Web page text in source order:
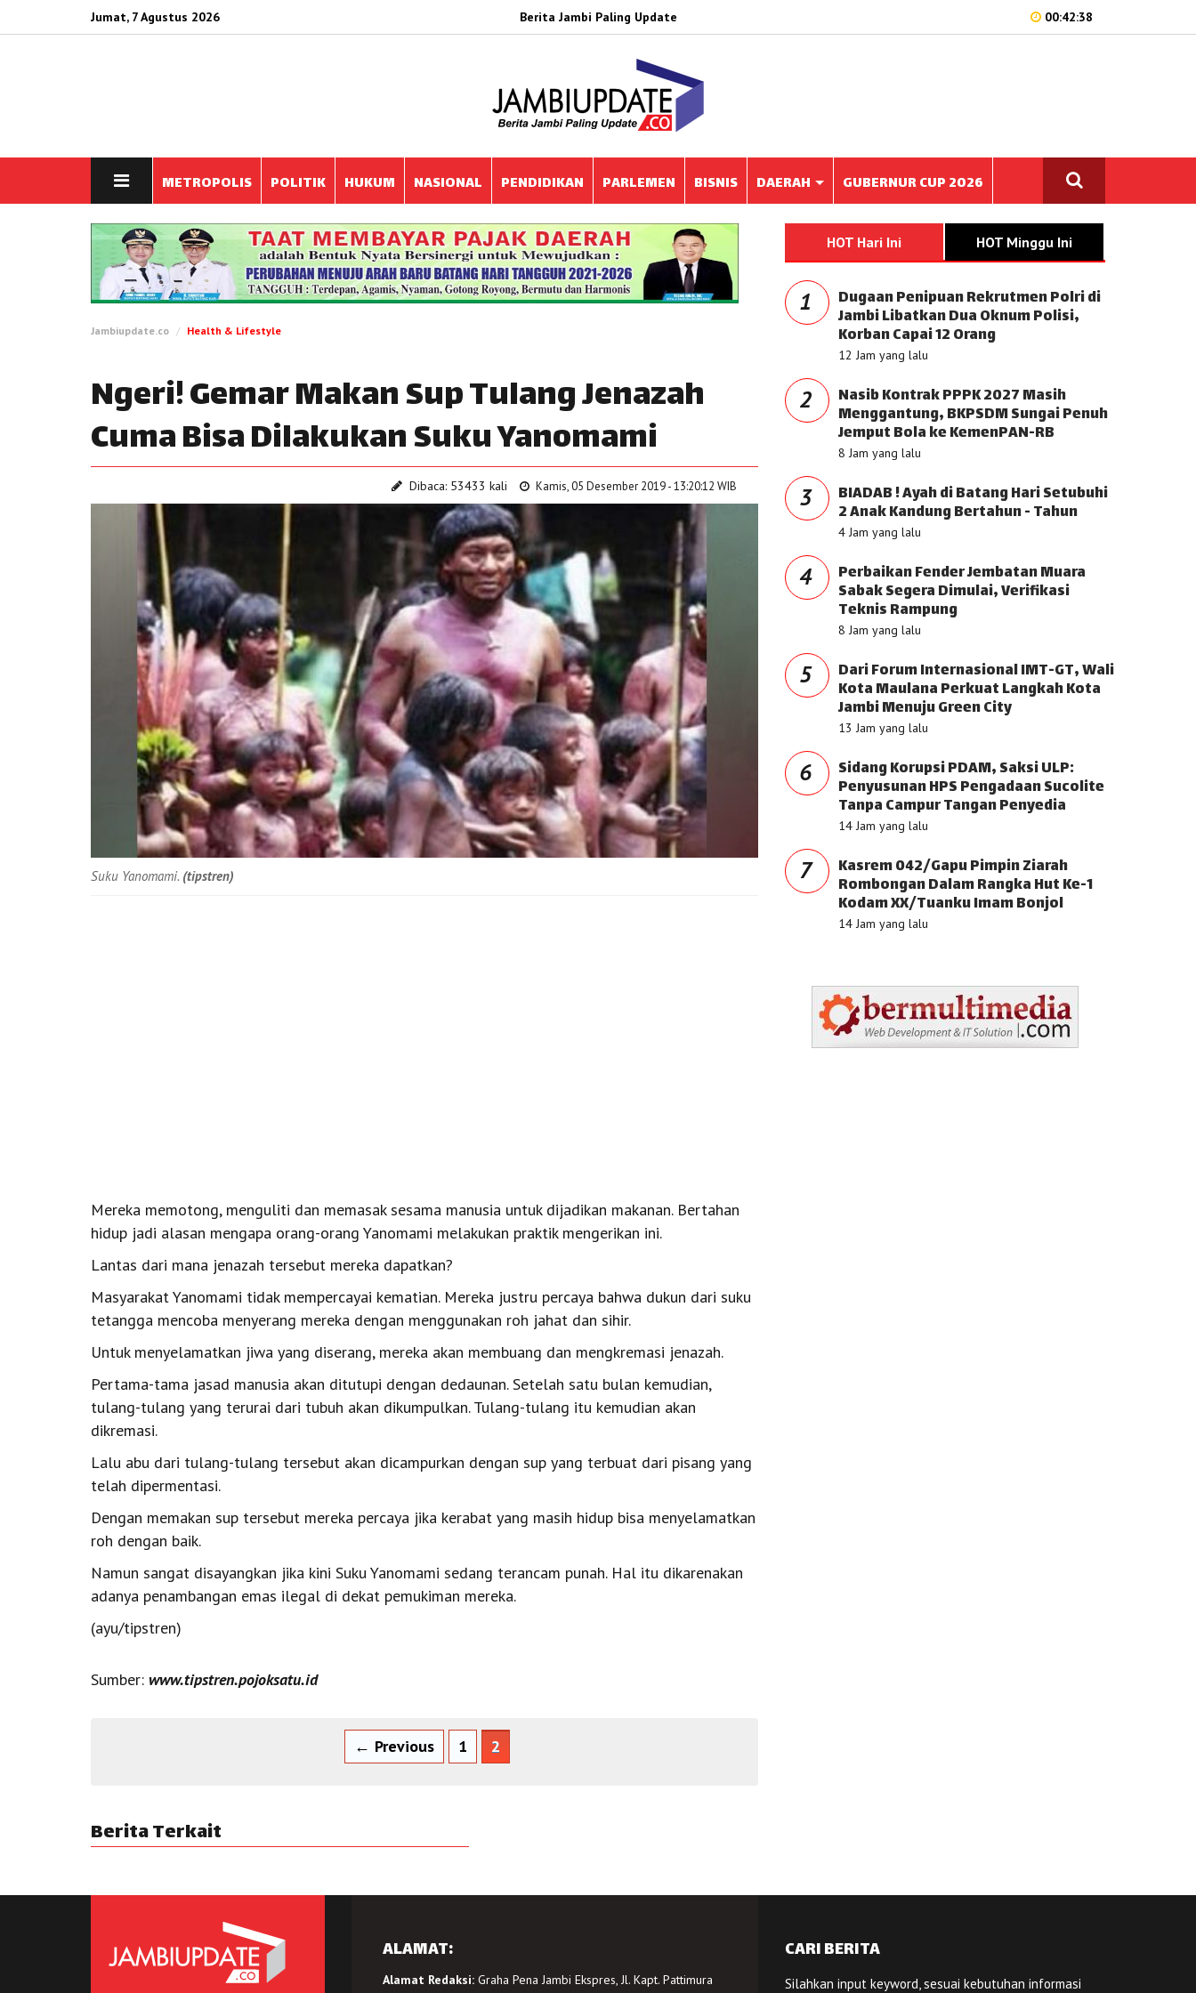
Jumat, 7 Agustus 2026 Berita Jambi Paling Update 00:42:38
METROPOLIS POLITIK HUKUM NASIONAL PENDIDIKAN PARLEMEN BISNIS DAERAH GUBERNUR CUP 2026
Jambiupdate.co Health & Lifestyle
Ngeri! Gemar Makan Sup Tulang Jenazah
Cuma Bisa Dilakukan Suku Yanomami
Dibaca: 53433 kali Kamis, 05 Desember 2019 - 13:20:12 WIB
Suku Yanomami. (tipstren)
Mereka memotong, menguliti dan memasak sesama manusia untuk dijadikan makanan. Bertahan
hidup jadi alasan mengapa orang-orang Yanomami melakukan praktik mengerikan ini.
Lantas dari mana jenazah tersebut mereka dapatkan?
Masyarakat Yanomami tidak mempercayai kematian. Mereka justru percaya bahwa dukun dari suku
tetangga mencoba menyerang mereka dengan menggunakan roh jahat dan sihir.
Untuk menyelamatkan jiwa yang diserang, mereka akan membuang dan mengkremasi jenazah.
Pertama-tama jasad manusia akan ditutupi dengan dedaunan. Setelah satu bulan kemudian,
tulang-tulang yang terurai dari tubuh akan dikumpulkan. Tulang-tulang itu kemudian akan
dikremasi.
Lalu abu dari tulang-tulang tersebut akan dicampurkan dengan sup yang terbuat dari pisang yang
telah dipermentasi.
Dengan memakan sup tersebut mereka percaya jika kerabat yang masih hidup bisa menyelamatkan
roh dengan baik.
Namun sangat disayangkan jika kini Suku Yanomami sedang terancam punah. Hal itu dikarenakan
adanya penambangan emas ilegal di dekat pemukiman mereka.
(ayu/tipstren)
Sumber: www.tipstren.pojoksatu.id
← Previous 1 2
Berita Terkait
HOT Hari Ini HOT Minggu Ini
1 Dugaan Penipuan Rekrutmen Polri di
Jambi Libatkan Dua Oknum Polisi,
Korban Capai 12 Orang
12 Jam yang lalu
2 Nasib Kontrak PPPK 2027 Masih
Menggantung, BKPSDM Sungai Penuh
Jemput Bola ke KemenPAN-RB
8 Jam yang lalu
3 BIADAB ! Ayah di Batang Hari Setubuhi
2 Anak Kandung Bertahun - Tahun
4 Jam yang lalu
4 Perbaikan Fender Jembatan Muara
Sabak Segera Dimulai, Verifikasi
Teknis Rampung
8 Jam yang lalu
5 Dari Forum Internasional IMT-GT, Wali
Kota Maulana Perkuat Langkah Kota
Jambi Menuju Green City
13 Jam yang lalu
6 Sidang Korupsi PDAM, Saksi ULP:
Penyusunan HPS Pengadaan Sucolite
Tanpa Campur Tangan Penyedia
14 Jam yang lalu
7 Kasrem 042/Gapu Pimpin Ziarah
Rombongan Dalam Rangka Hut Ke-1
Kodam XX/Tuanku Imam Bonjol
14 Jam yang lalu
ALAMAT:
Alamat Redaksi:Graha Pena Jambi Ekspres, Jl. Kapt. Pattimura
CARI BERITA
Silahkan input keyword, sesuai kebutuhan informasi